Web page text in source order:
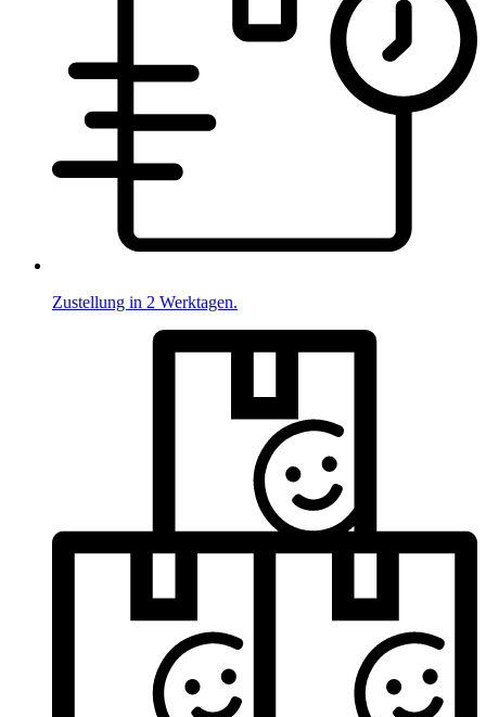
Zustellung in 2 Werktagen.